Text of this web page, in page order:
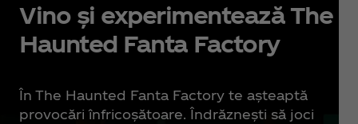
Vino și experimentează The
Haunted Fanta Factory
În The Haunted Fanta Factory te așteaptă
provocări înfricoșătoare. Îndrăznești să joci